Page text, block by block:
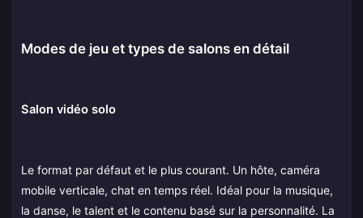
Modes de jeu et types de salons en détail
Salon vidéo solo
Le format par défaut et le plus courant. Un hôte, caméra
mobile verticale, chat en temps réel. Idéal pour la musique,
la danse, le talent et le contenu basé sur la personnalité. La